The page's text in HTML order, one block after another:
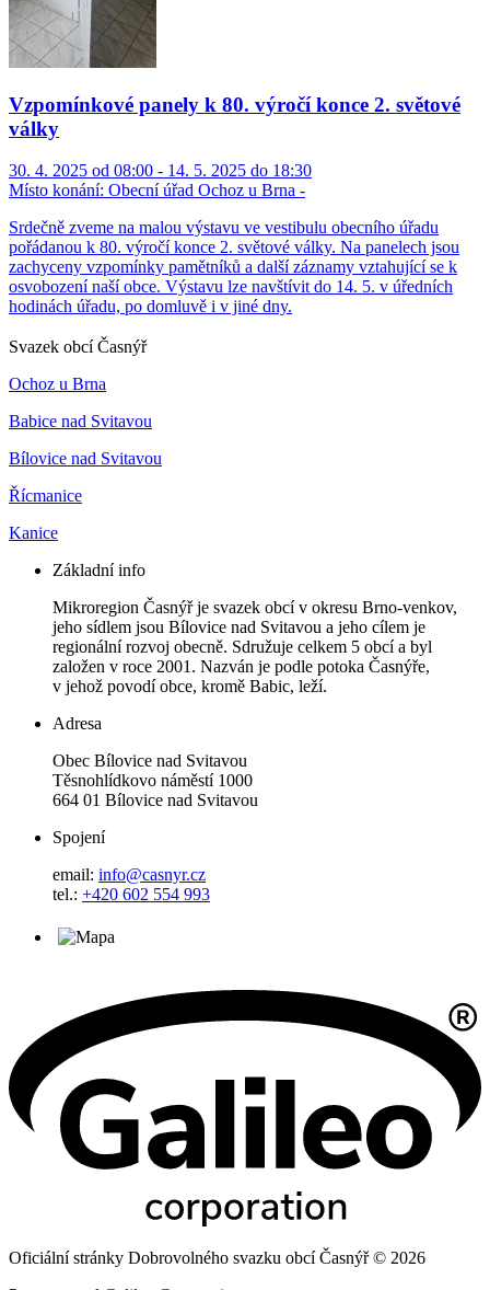
Vzpomínkové panely k 80. výročí konce 2. světové
války
30. 4. 2025 od 08:00 - 14. 5. 2025 do 18:30
Místo konání: Obecní úřad Ochoz u Brna -
Srdečně zveme na malou výstavu ve vestibulu obecního úřadu
pořádanou k 80. výročí konce 2. světové války. Na panelech jsou
zachyceny vzpomínky pamětníků a další záznamy vztahující se k
osvobození naší obce. Výstavu lze navštívit do 14. 5. v úředních
hodinách úřadu, po domluvě i v jiné dny.
Svazek obcí Časnýř
Ochoz u Brna
Babice nad Svitavou
Bílovice nad Svitavou
Řícmanice
Kanice
Základní info
Mikroregion Časnýř je svazek obcí v okresu Brno-venkov,
jeho sídlem jsou Bílovice nad Svitavou a jeho cílem je
regionální rozvoj obecně. Sdružuje celkem 5 obcí a byl
založen v roce 2001. Nazván je podle potoka Časnýře,
v jehož povodí obce, kromě Babic, leží.
Adresa
Obec Bílovice nad Svitavou
Těsnohlídkovo náměstí 1000
664 01 Bílovice nad Svitavou
Spojení
email: info@casnyr.cz
tel.: +420 602 554 993
Oficiální stránky Dobrovolného svazku obcí Časnýř © 2026